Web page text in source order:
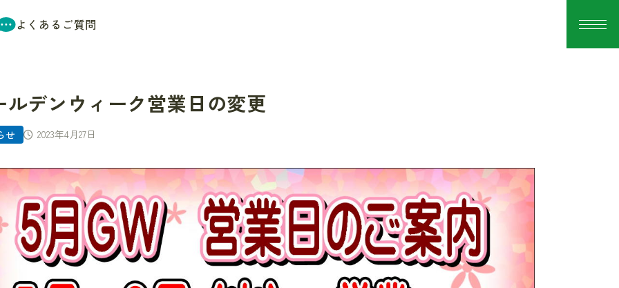
よくあるご質問
ルデンウィーク営業日の変更
2023年4月27日
せ